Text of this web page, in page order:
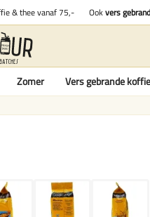
& thee vanaf 75,- Ookvers
Zomer Vers gebrande koffie